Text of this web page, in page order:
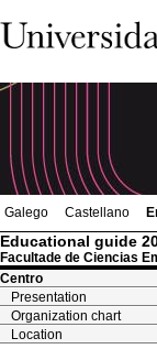
Galego Castellano
Educational guide
Facultade de Ciencias
Centro
Presentation
Organization chart
Location